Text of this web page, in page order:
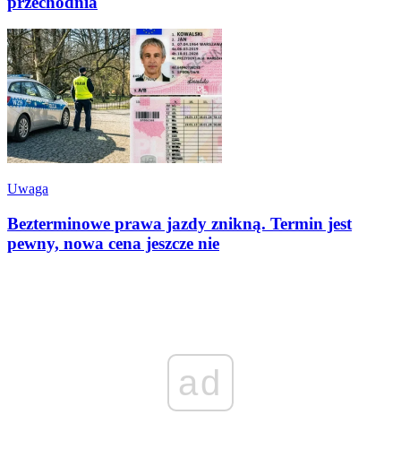
Uwaga
Bezterminowe prawa jazdy znikną. Termin jest
pewny, nowa cena jeszcze nie
ad